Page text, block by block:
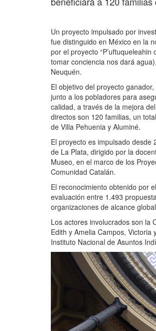
Un proyecto impulsado por
fue distinguido en México en la
por el proyecto
tomar conciencia nos dará
Neuquén.
El objetivo del proyecto
junto a los pobladores para
calidad, a través de la mejora
directos son 120 familias, un
de Villa Pehuenia y Aluminé.
El proyecto es impulsado
de La Plata, dirigido por la
Museo, en el marco de los
Comunidad Catalán.
El reconocimiento obtenido por
evaluación entre 1.493
organizaciones de alcance
Los actores involucrados son la
Edith y Amelia Campos,
Instituto Nacional de Asuntos